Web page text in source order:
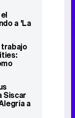
a 'La
Siscar
a